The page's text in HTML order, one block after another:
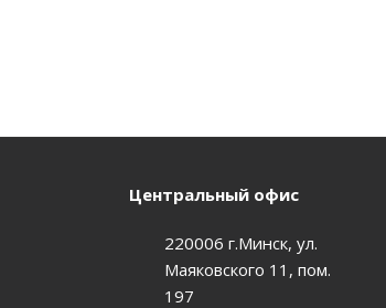
Центральный офис
220006 г.Минск, ул.
Маяковского 11, пом.
197